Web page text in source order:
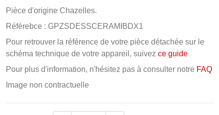
Pièce d'origine Chazelles.
Référebce : GPZSDESSCERAMIBDX1
Pour retrouver la référence de votre pièce détachée sur le
schéma technique de votre appareil, suivez ce guide
Pour plus d'information, n'hésitez pas à consulter notre FAQ
Image non contractuelle